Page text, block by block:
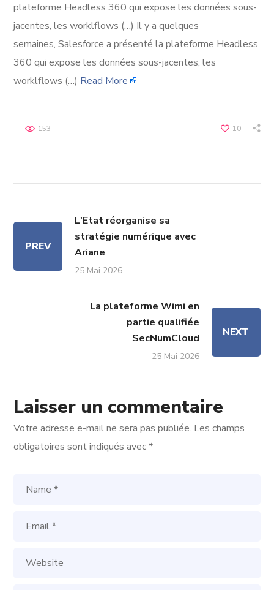
plateforme Headless 360 qui expose les données sous-
jacentes, les worklflows (…) Il y a quelques
semaines, Salesforce a présenté la plateforme Headless
360 qui expose les données sous-jacentes, les
worklflows (…) Read More
10
153
PREV
L'Etat réorganise sa
stratégie numérique avec
Ariane
25 Mai 2026
La plateforme Wimi en
partie qualifiée
SecNumCloud
25 Mai 2026
NEXT
Laisser un commentaire
Votre adresse e-mail ne sera pas publiée. Les champs
obligatoires sont indiqués avec*